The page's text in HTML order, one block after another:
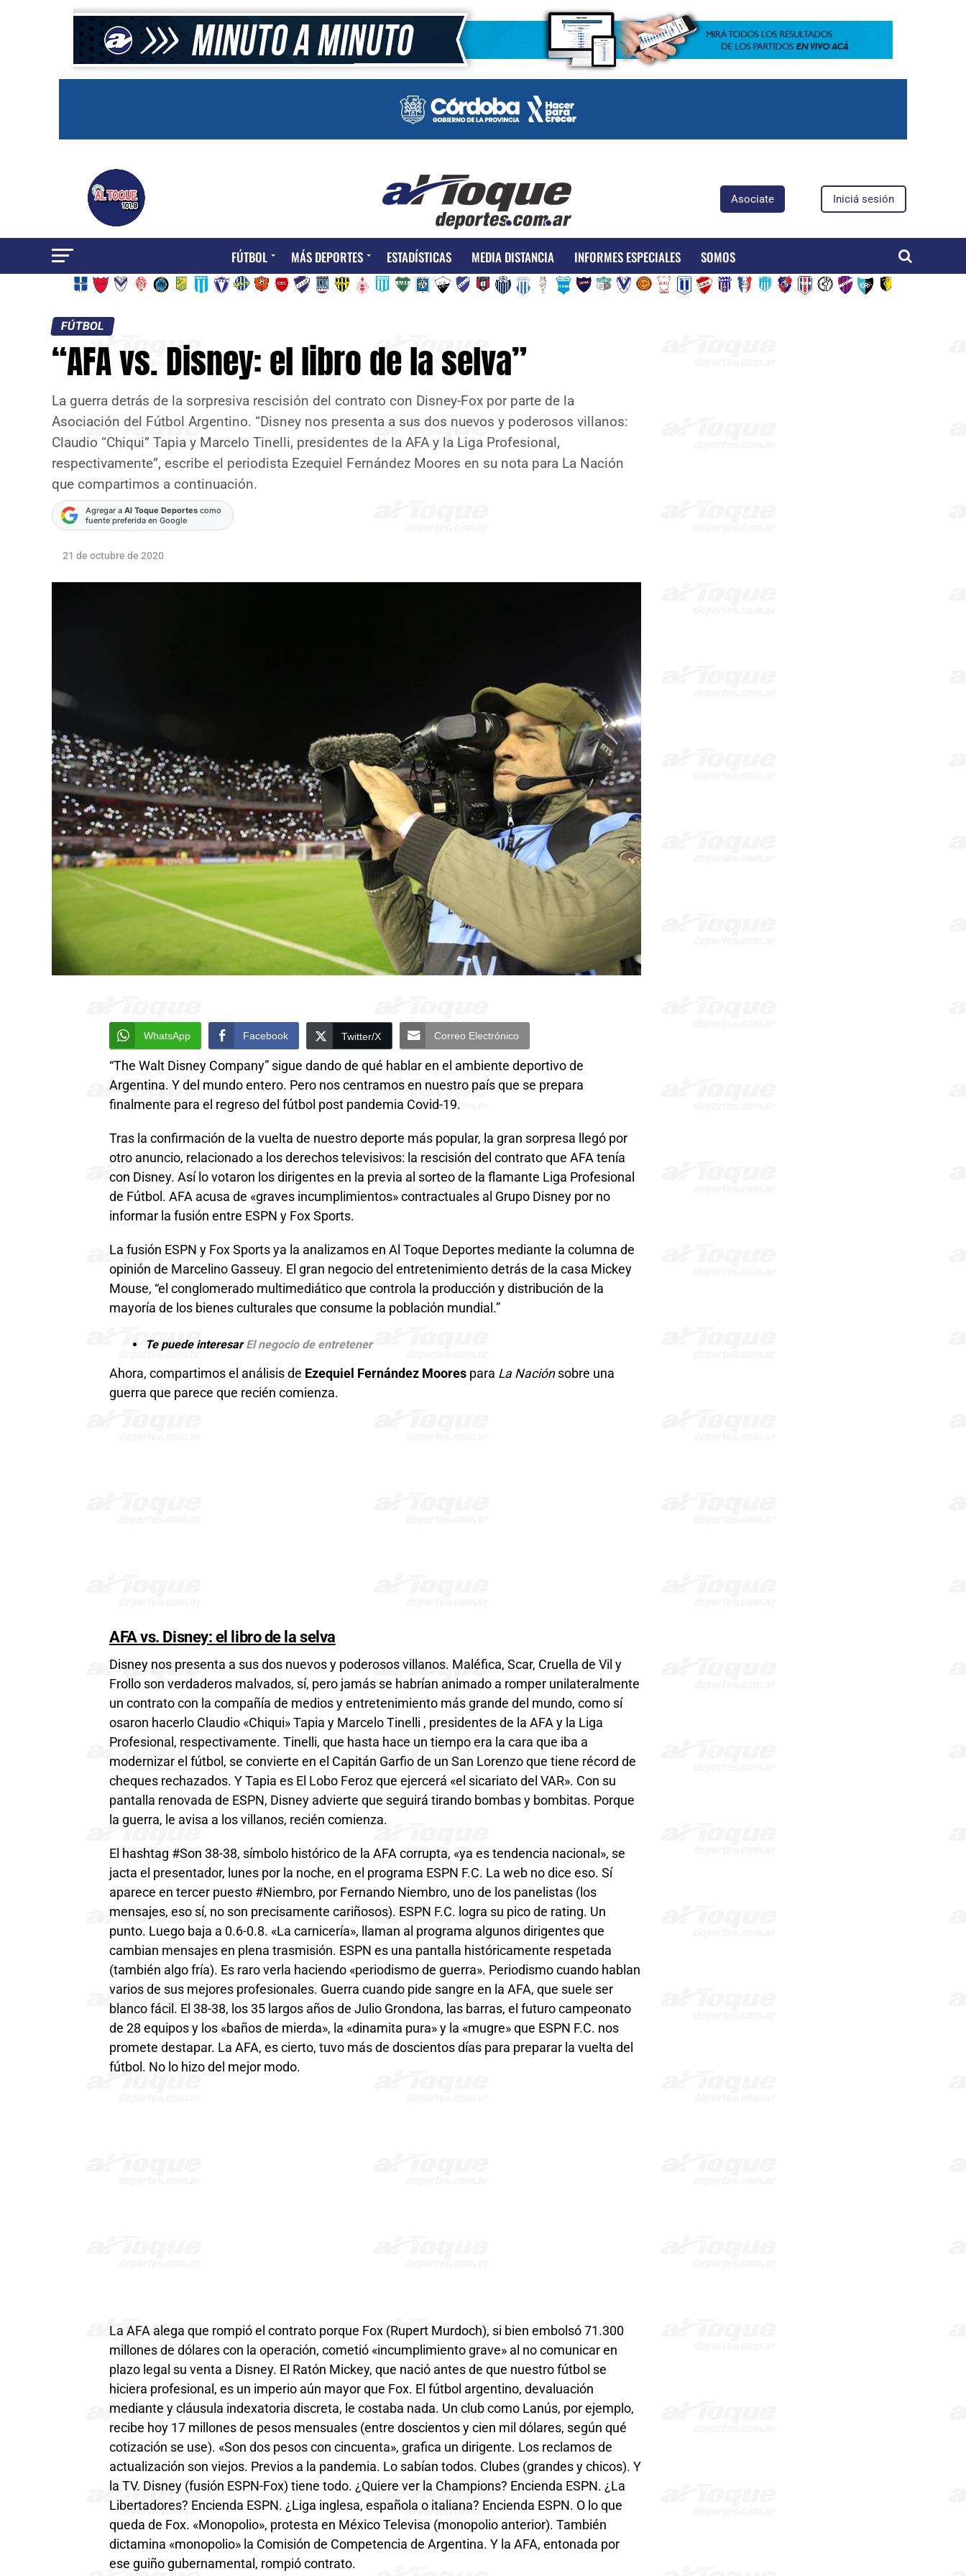
Asociate Iniciá sesión
FÚTBOL MÁS DEPORTES ESTADÍSTICAS MEDIA DISTANCIA INFORMES ESPECIALES SOMOS
FÚTBOL
“AFA vs. Disney: el libro de la selva”
La guerra detrás de la sorpresiva rescisión del contrato con Disney-Fox por parte de la
Asociación del Fútbol Argentino. “Disney nos presenta a sus dos nuevos y poderosos villanos:
Claudio “Chiqui” Tapia y Marcelo Tinelli, presidentes de la AFA y la Liga Profesional,
respectivamente”, escribe el periodista Ezequiel Fernández Moores en su nota para La Nación
que compartimos a continuación.
Agregar a Al Toque Deportes como
fuente preferida en Google
21 de octubre de 2020
WhatsApp Facebook Twitter/X Correo Electrónico
“The Walt Disney Company” sigue dando de qué hablar en el ambiente deportivo de
Argentina. Y del mundo entero. Pero nos centramos en nuestro país que se prepara
finalmente para el regreso del fútbol post pandemia Covid-19.
Tras la confirmación de la vuelta de nuestro deporte más popular, la gran sorpresa llegó por
otro anuncio, relacionado a los derechos televisivos: la rescisión del contrato que AFA tenía
con Disney. Así lo votaron los dirigentes en la previa al sorteo de la flamante Liga Profesional
de Fútbol. AFA acusa de «graves incumplimientos» contractuales al Grupo Disney por no
informar la fusión entre ESPN y Fox Sports.
La fusión ESPN y Fox Sports ya la analizamos en Al Toque Deportes mediante la columna de
opinión de Marcelino Gasseuy. El gran negocio del entretenimiento detrás de la casa Mickey
Mouse, “el conglomerado multimediático que controla la producción y distribución de la
mayoría de los bienes culturales que consume la población mundial.”
Te puede interesarEl negocio de entretener
Ahora, compartimos el análisis de Ezequiel Fernández Moores para La Naciónsobre una
guerra que parece que recién comienza.
AFA vs. Disney: el libro de la selva
Disney nos presenta a sus dos nuevos y poderosos villanos. Maléfica, Scar, Cruella de Vil y
Frollo son verdaderos malvados, sí, pero jamás se habrían animado a romper unilateralmente
un contrato con la compañía de medios y entretenimiento más grande del mundo, como sí
osaron hacerlo Claudio «Chiqui» Tapia y Marcelo Tinelli , presidentes de la AFA y la Liga
Profesional, respectivamente. Tinelli, que hasta hace un tiempo era la cara que iba a
modernizar el fútbol, se convierte en el Capitán Garfio de un San Lorenzo que tiene récord de
cheques rechazados. Y Tapia es El Lobo Feroz que ejercerá «el sicariato del VAR». Con su
pantalla renovada de ESPN, Disney advierte que seguirá tirando bombas y bombitas. Porque
la guerra, le avisa a los villanos, recién comienza.
El hashtag #Son 38-38, símbolo histórico de la AFA corrupta, «ya es tendencia nacional», se
jacta el presentador, lunes por la noche, en el programa ESPN F.C. La web no dice eso. Sí
aparece en tercer puesto #Niembro, por Fernando Niembro, uno de los panelistas (los
mensajes, eso sí, no son precisamente cariñosos). ESPN F.C. logra su pico de rating. Un
punto. Luego baja a 0.6-0.8. «La carnicería», llaman al programa algunos dirigentes que
cambian mensajes en plena trasmisión. ESPN es una pantalla históricamente respetada
(también algo fría). Es raro verla haciendo «periodismo de guerra». Periodismo cuando hablan
varios de sus mejores profesionales. Guerra cuando pide sangre en la AFA, que suele ser
blanco fácil. El 38-38, los 35 largos años de Julio Grondona, las barras, el futuro campeonato
de 28 equipos y los «baños de mierda», la «dinamita pura» y la «mugre» que ESPN F.C. nos
promete destapar. La AFA, es cierto, tuvo más de doscientos días para preparar la vuelta del
fútbol. No lo hizo del mejor modo.
La AFA alega que rompió el contrato porque Fox (Rupert Murdoch), si bien embolsó 71.300
millones de dólares con la operación, cometió «incumplimiento grave» al no comunicar en
plazo legal su venta a Disney. El Ratón Mickey, que nació antes de que nuestro fútbol se
hiciera profesional, es un imperio aún mayor que Fox. El fútbol argentino, devaluación
mediante y cláusula indexatoria discreta, le costaba nada. Un club como Lanús, por ejemplo,
recibe hoy 17 millones de pesos mensuales (entre doscientos y cien mil dólares, según qué
cotización se use). «Son dos pesos con cincuenta», grafica un dirigente. Los reclamos de
actualización son viejos. Previos a la pandemia. Lo sabían todos. Clubes (grandes y chicos). Y
la TV. Disney (fusión ESPN-Fox) tiene todo. ¿Quiere ver la Champions? Encienda ESPN. ¿La
Libertadores? Encienda ESPN. ¿Liga inglesa, española o italiana? Encienda ESPN. O lo que
queda de Fox. «Monopolio», protesta en México Televisa (monopolio anterior). También
dictamina «monopolio» la Comisión de Competencia de Argentina. Y la AFA, entonada por
ese guiño gubernamental, rompió contrato.